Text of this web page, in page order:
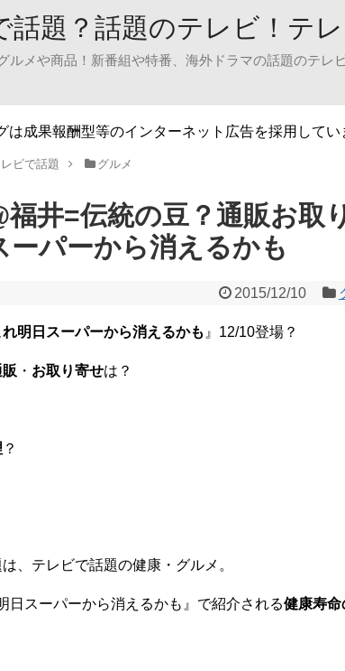
話題？話題のテレビ！テ
ルメや商品！新番組や特番、海外ドラマの話題のテ
は成果報酬型等のインターネット広告を採用してい
ビで話題 グルメ
福井=伝統の豆？通販お取
ーパーから消えるかも
2015/12/10
れ明日スーパーから消えるかも 』12/10登場？
・ お取り寄せは？
？
、テレビで話題の健康・グルメ。
日スーパーから消えるかも』で紹介される健康寿命